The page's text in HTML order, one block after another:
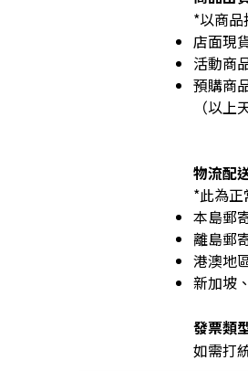
*以商
店面現
活動商
預購商
（以上
物流配
*此為
本島郵
離島郵
港澳地
新加坡
發票類
如需打